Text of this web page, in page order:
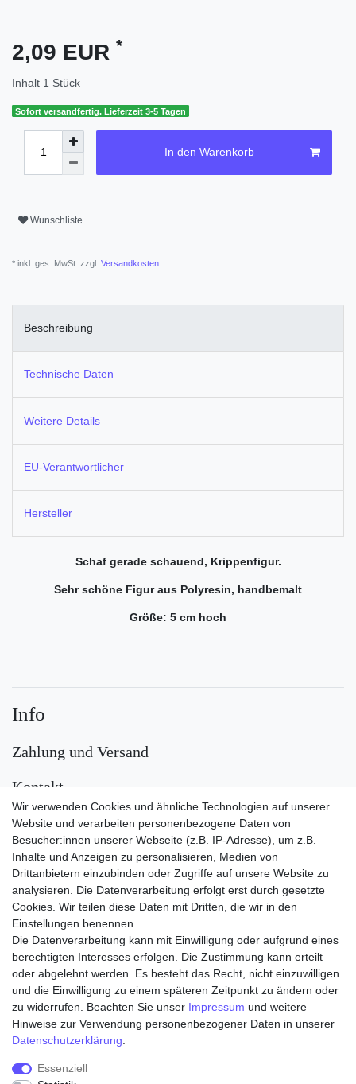
2,09 EUR *
Inhalt 1 Stück
Sofort versandfertig. Lieferzeit 3-5 Tagen
In den Warenkorb
Wunschliste
* inkl. ges. MwSt. zzgl. Versandkosten
Beschreibung
Technische Daten
Weitere Details
EU-Verantwortlicher
Hersteller
Schaf gerade schauend, Krippenfigur.
Sehr schöne Figur aus Polyresin, handbemalt
Größe: 5 cm hoch
Wir verwenden Cookies und ähnliche Technologien auf unserer
Website und verarbeiten personenbezogene Daten von
Besucher:innen unserer Webseite (z.B. IP-Adresse), um z.B.
Inhalte und Anzeigen zu personalisieren, Medien von
Drittanbietern einzubinden oder Zugriffe auf unsere Website zu
analysieren. Die Datenverarbeitung erfolgt erst durch gesetzte
Cookies. Wir teilen diese Daten mit Dritten, die wir in den
Einstellungen benennen.
Die Datenverarbeitung kann mit Einwilligung oder aufgrund eines
berechtigten Interesses erfolgen. Die Zustimmung kann erteilt
oder abgelehnt werden. Es besteht das Recht, nicht einzuwilligen
und die Einwilligung zu einem späteren Zeitpunkt zu ändern oder
zu widerrufen. Beachten Sie unser Impressum und weitere
Hinweise zur Verwendung personenbezogener Daten in unserer
Daten­schutz­erklärung
Essenziell
Info
Zahlung und Versand
Kontakt
Versand
Zahlungsarten